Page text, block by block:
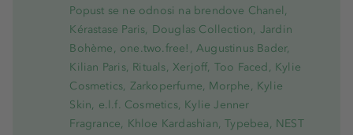
Popust se ne odnosi na brendove Chanel,
Kérastase Paris, Douglas Collection, Jardin
Bohème, one.two.free!, Augustinus Bader,
Kilian Paris, Rituals, Xerjoff, Too Faced, Kylie
Cosmetics, Zarkoperfume, Morphe, Kylie
Skin, e.l.f. Cosmetics, Kylie Jenner
Fragrance, Khloe Kardashian, Typebea, NEST